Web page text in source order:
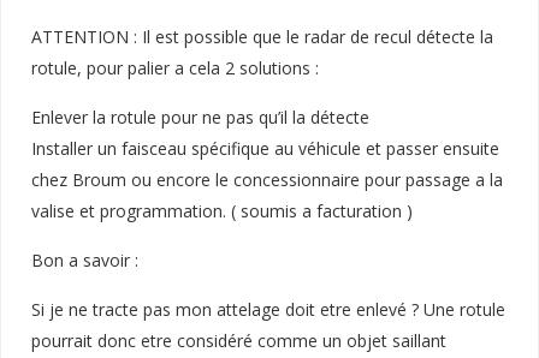
ATTENTION : Il est possible que le radar de recul détecte la
rotule, pour palier a cela 2 solutions :
Enlever la rotule pour ne pas qu’il la détecte
Installer un faisceau spécifique au véhicule et passer ensuite
chez Broum ou encore le concessionnaire pour passage a la
valise et programmation. ( soumis a facturation )
Bon a savoir :
Si je ne tracte pas mon attelage doit etre enlevé ? Une rotule
pourrait donc etre considéré comme un objet saillant